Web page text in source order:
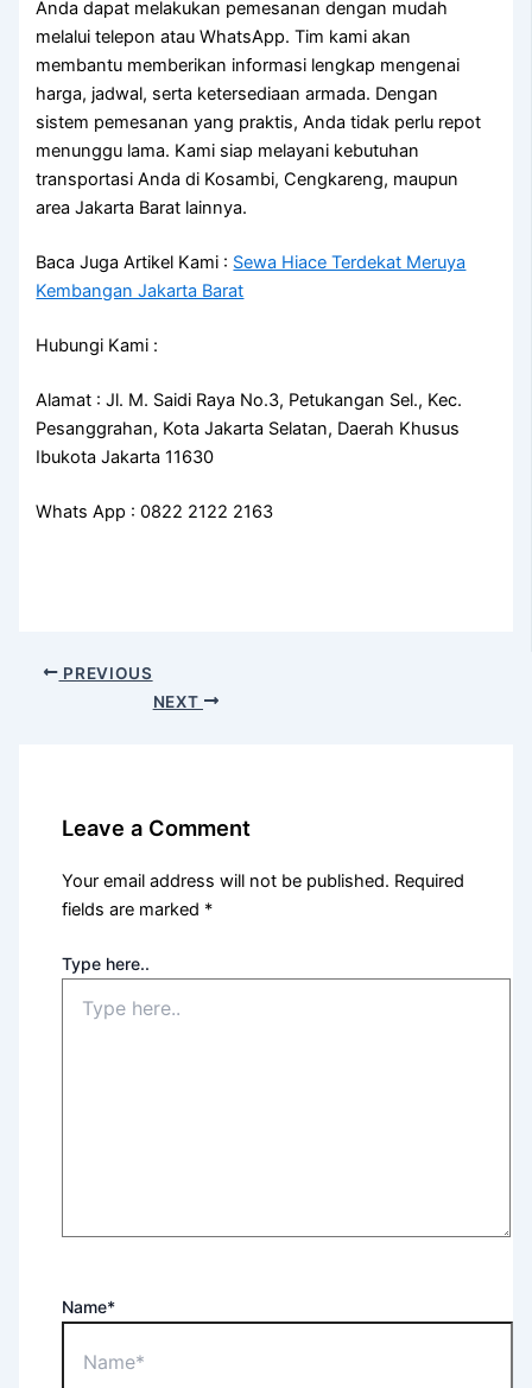
Anda dapat melakukan pemesanan dengan mudah
melalui telepon atau WhatsApp. Tim kami akan
membantu memberikan informasi lengkap mengenai
harga, jadwal, serta ketersediaan armada. Dengan
sistem pemesanan yang praktis, Anda tidak perlu repot
menunggu lama. Kami siap melayani kebutuhan
transportasi Anda di Kosambi, Cengkareng, maupun
area Jakarta Barat lainnya.
Baca Juga Artikel Kami : Sewa Hiace Terdekat Meruya
Kembangan Jakarta Barat
Hubungi Kami :
Alamat : Jl. M. Saidi Raya No.3, Petukangan Sel., Kec.
Pesanggrahan, Kota Jakarta Selatan, Daerah Khusus
Ibukota Jakarta 11630
Whats App : 0822 2122 2163
PREVIOUS
NEXT
Leave a Comment
Your email address will not be published. Required
fields are marked *
Type here..
Name*